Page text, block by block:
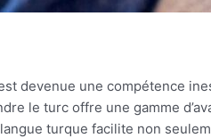
devenue une compétence
le turc offre une gamme
turque facilite non